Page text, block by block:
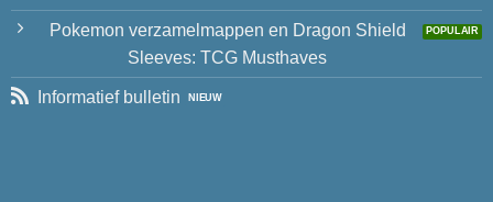
Pokemon verzamelmappen en Dragon Shield
Sleeves: TCG Musthaves
Informatief bulletin